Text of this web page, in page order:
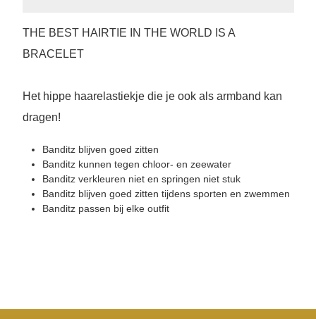
THE BEST HAIRTIE IN THE WORLD IS A
BRACELET
Het hippe haarelastiekje die je ook als armband kan
dragen!
Banditz blijven goed zitten
Banditz kunnen tegen chloor- en zeewater
Banditz verkleuren niet en springen niet stuk
Banditz blijven goed zitten tijdens sporten en zwemmen
Banditz passen bij elke outfit